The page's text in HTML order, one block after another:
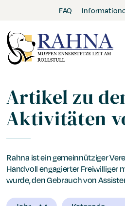
Skip
to
FAQ
Artikel zu
Aktivitäten
Rahna ist ein gemeinnütziger
Handvoll engagierter Freiwilliger
wurde, den Gebrauch von